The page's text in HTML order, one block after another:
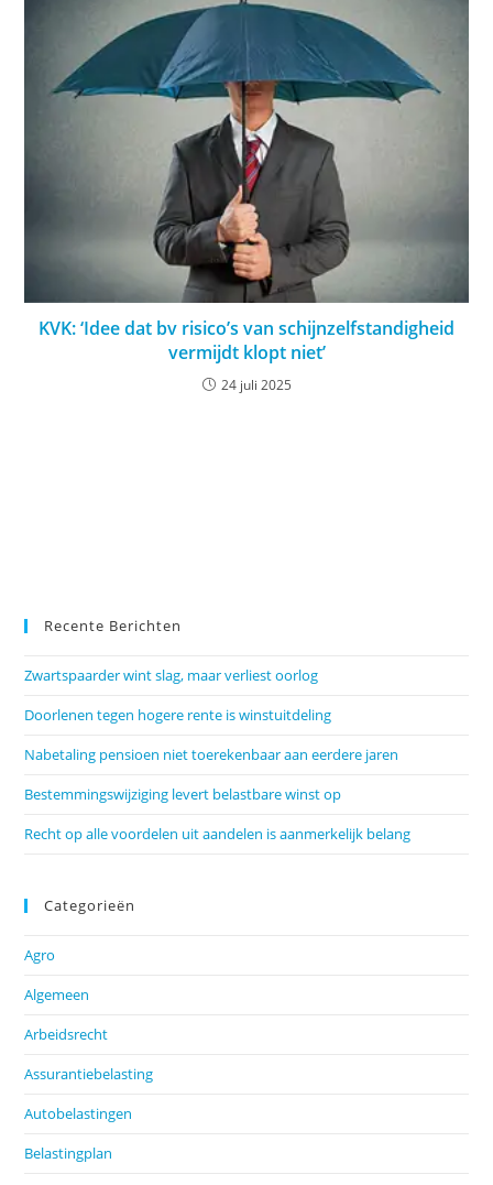
KVK: ‘Idee dat bv risico’s van schijnzelfstandigheid
vermijdt klopt niet’
24 juli 2025
Recente Berichten
Zwartspaarder wint slag, maar verliest oorlog
Doorlenen tegen hogere rente is winstuitdeling
Nabetaling pensioen niet toerekenbaar aan eerdere jaren
Bestemmingswijziging levert belastbare winst op
Recht op alle voordelen uit aandelen is aanmerkelijk belang
Categorieën
Agro
Algemeen
Arbeidsrecht
Assurantiebelasting
Autobelastingen
Belastingplan